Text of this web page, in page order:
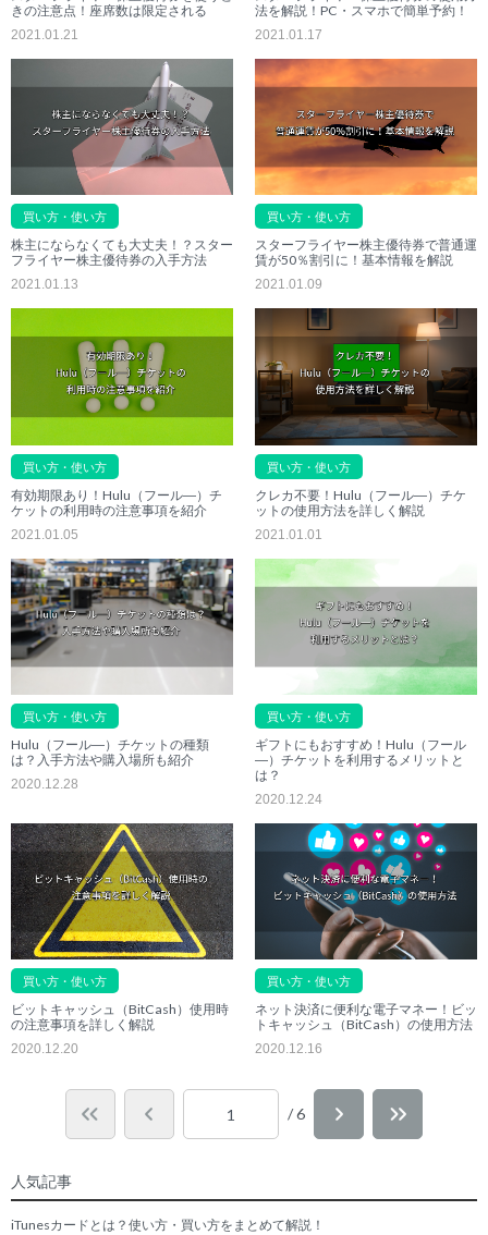
きの注意点！座席数は限定される
2021.01.21
法を解説！PC・スマホで簡単予約！
2021.01.17
買い方・使い方
株主にならなくても大丈夫！？スター
フライヤー株主優待券の入手方法
2021.01.13
買い方・使い方
スターフライヤー株主優待券で普通運
賃が50％割引に！基本情報を解説
2021.01.09
買い方・使い方
有効期限あり！Hulu（フール―）チ
ケットの利用時の注意事項を紹介
2021.01.05
買い方・使い方
クレカ不要！Hulu（フール―）チケ
ットの使用方法を詳しく解説
2021.01.01
買い方・使い方
Hulu（フール―）チケットの種類
は？入手方法や購入場所も紹介
2020.12.28
買い方・使い方
ギフトにもおすすめ！Hulu（フール
―）チケットを利用するメリットと
は？
2020.12.24
買い方・使い方
ビットキャッシュ（BitCash）使用時
の注意事項を詳しく解説
2020.12.20
買い方・使い方
ネット決済に便利な電子マネー！ビッ
トキャッシュ（BitCash）の使用方法
2020.12.16
/ 6
人気記事
iTunesカードとは？使い方・買い方をまとめて解説！